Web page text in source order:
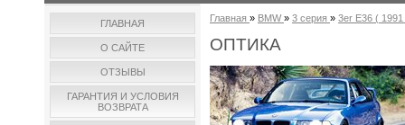
ГЛАВНАЯ
О САЙТЕ
ОТЗЫВЫ
ГАРАНТИЯ И УСЛОВИЯ
ВОЗВРАТА
Главная » BMW » 3 серия » 3er E36 ( 1991
ОПТИКА